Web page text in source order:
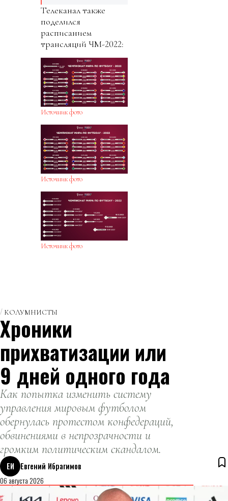
Телеканал также
поделился
расписанием
трансляций ЧМ-2022:
Источник фото
Источник фото
Источник фото
КОЛУМНИСТЫ
Хроники
прихватизации или
9 дней одного года
Как попытка изменить систему
управления мировым футболом
обернулась протестом конфедераций,
обвинениями в непрозрачности и
громким политическим скандалом.
ЕИ
Евгений Ибрагимов
06 августа 2026